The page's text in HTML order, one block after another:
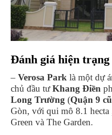
Đánh giá hiện trạng
–Verosa Park là một dự
chủ đầu tưKhang Điền
Long Trường (Quận 9 cũ
Gòn, với qui mô 8.1
Green và The Garden.